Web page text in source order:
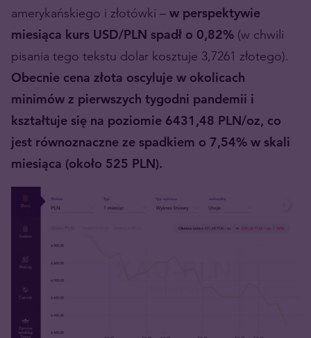
amerykańskiego i złotówki – w perspektywie
miesiąca kurs USD/PLN spadł o 0,82% (w chwili
pisania tego tekstu dolar kosztuje 3,7261 złotego).
Obecnie cena złota oscyluje w okolicach
minimów z pierwszych tygodni pandemii i
kształtuje się na poziomie 6431,48 PLN/oz, co
jest równoznaczne ze spadkiem o 7,54% w skali
miesiąca (około 525 PLN).